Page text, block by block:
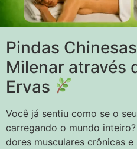
Pindas
Milenar através
Ervas
Você já sentiu como se o
carregando o mundo
dores musculares crônicas